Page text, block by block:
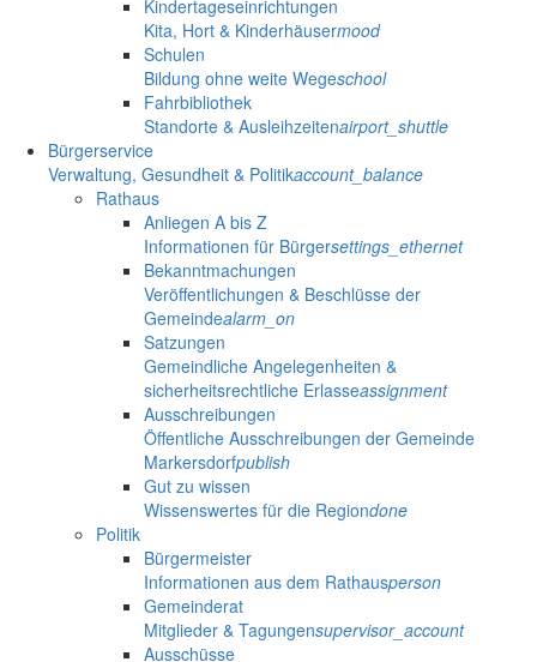
Kindertageseinrichtungen
Kita, Hort & Kinderhäusermood
Schulen
Bildung ohne weite Wegeschool
Fahrbibliothek
Standorte & Ausleihzeitenairport_shuttle
Bürgerservice
Verwaltung, Gesundheit & Politikaccount_balance
Rathaus
Anliegen A bis Z
Informationen für Bürgersettings_ethernet
Bekanntmachungen
Veröffentlichungen & Beschlüsse der
Gemeindealarm_on
Satzungen
Gemeindliche Angelegenheiten &
sicherheitsrechtliche Erlasseassignment
Ausschreibungen
Öffentliche Ausschreibungen der Gemeinde
Markersdorfpublish
Gut zu wissen
Wissenswertes für die Regiondone
Politik
Bürgermeister
Informationen aus dem Rathausperson
Gemeinderat
Mitglieder & Tagungensupervisor_account
Ausschüsse